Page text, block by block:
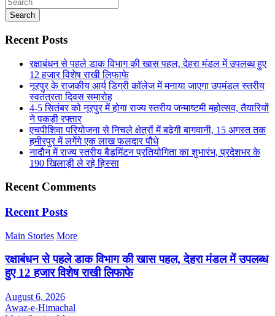
Search
Recent Posts
रक्षाबंधन से पहले डाक विभाग की खास पहल, देहरा मंडल में उपलब्ध हुए
12 हजार विशेष राखी लिफाफे
नूरपुर के राजकीय आर्य डिग्री कॉलेज में मनाया जाएगा उपमंडल स्तरीय
स्वतंत्रता दिवस समारोह
4-5 सितंबर को नूरपुर में होगा राज्य स्तरीय जन्माष्टमी महोत्सव, तैयारियों
ने पकड़ी रफ्तार
एचपीशिवा परियोजना से निचले क्षेत्रों में बढ़ेगी बागवानी, 15 अगस्त तक
हमीरपुर में लगेंगे एक लाख फलदार पौधे
नादौन में राज्य स्तरीय बैडमिंटन प्रतियोगिता का शुभारंभ, प्रदेशभर के
190 खिलाड़ी ले रहे हिस्सा
Recent Comments
Recent Posts
Main Stories More
रक्षाबंधन से पहले डाक विभाग की खास पहल, देहरा मंडल में उपलब्ध
हुए 12 हजार विशेष राखी लिफाफे
August 6, 2026
Awaz-e-Himachal